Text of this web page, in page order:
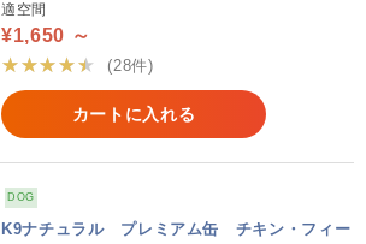
適空間
¥1,650 ～
★★★★★
(28件)
カートに入れる
DOG
K9ナチュラル プレミアム缶 チキン・フィー